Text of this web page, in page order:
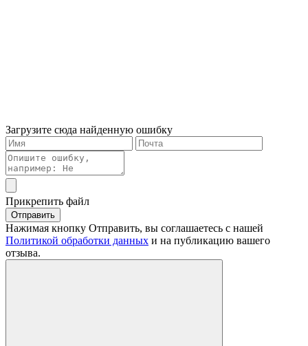
Загрузите сюда найденную ошибку
Прикрепить файл
Отправить
Нажимая кнопку Отправить, вы соглашаетесь с нашей
Политикой обработки данных и на публикацию вашего
отзыва.